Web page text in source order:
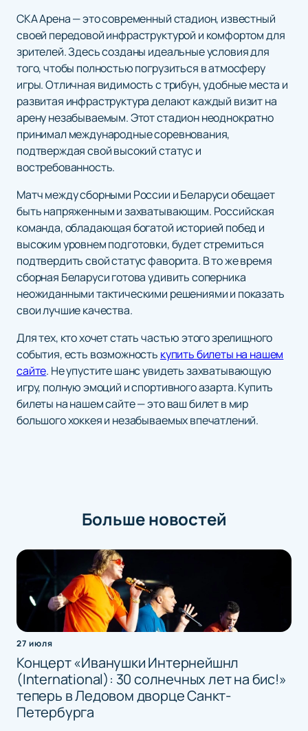
СКА Арена — это современный стадион, известный
своей передовой инфраструктурой и комфортом для
зрителей. Здесь созданы идеальные условия для
того, чтобы полностью погрузиться в атмосферу
игры. Отличная видимость с трибун, удобные места и
развитая инфраструктура делают каждый визит на
арену незабываемым. Этот стадион неоднократно
принимал международные соревнования,
подтверждая свой высокий статус и
востребованность.
Матч между сборными России и Беларуси обещает
быть напряженным и захватывающим. Российская
команда, обладающая богатой историей побед и
высоким уровнем подготовки, будет стремиться
подтвердить свой статус фаворита. В то же время
сборная Беларуси готова удивить соперника
неожиданными тактическими решениями и показать
свои лучшие качества.
Для тех, кто хочет стать частью этого зрелищного
события, есть возможность купить билеты на нашем
сайте. Не упустите шанс увидеть захватывающую
игру, полную эмоций и спортивного азарта. Купить
билеты на нашем сайте — это ваш билет в мир
большого хоккея и незабываемых впечатлений.
Больше новостей
27 июля
Концерт «Иванушки Интернейшнл
(International): 30 солнечных лет на бис!»
теперь в Ледовом дворце Санкт-
Петербурга